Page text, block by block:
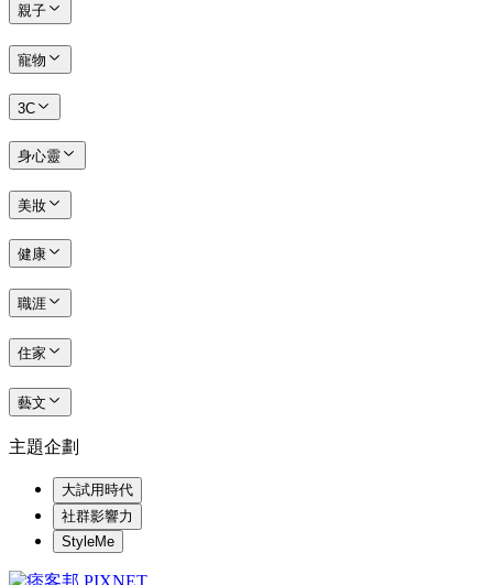
親子
寵物
3C
身心靈
美妝
健康
職涯
住家
藝文
主題企劃
大試用時代
社群影響力
StyleMe